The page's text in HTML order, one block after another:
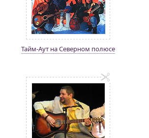
Тайм-Аут на Северном полюсе